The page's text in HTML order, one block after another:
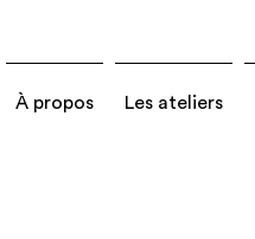
À propos Les ateliers